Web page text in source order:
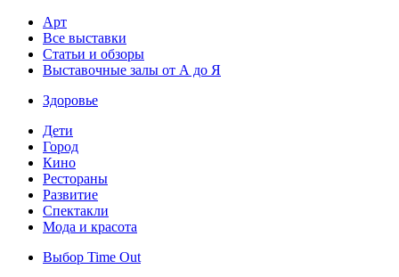
Арт
Все выставки
Статьи и обзоры
Выставочные залы от А до Я
Здоровье
Дети
Город
Кино
Рестораны
Развитие
Спектакли
Мода и красота
Выбор Time Out